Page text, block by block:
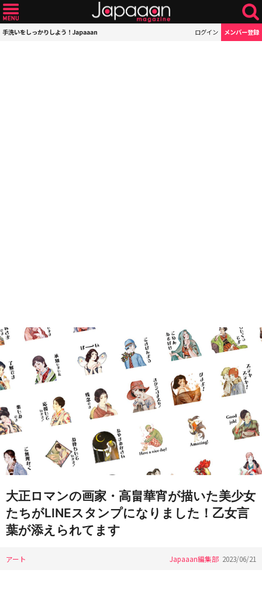
手洗いをしっかりしよう！Japaaan ログイン メンバー登録
大正ロマンの画家・高畠華宵が描いた美少女
たちがLINEスタンプになりました！乙女言
葉が添えられてます
アート Japaaan編集部 2023/06/21